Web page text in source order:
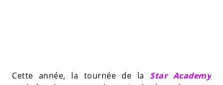
Cette année, la tournée de la Star Academy